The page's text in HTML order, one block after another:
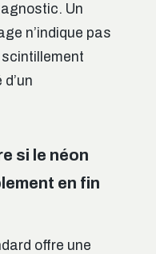
Un
n’indique pas
scintillement
si le néon
en fin
offre une